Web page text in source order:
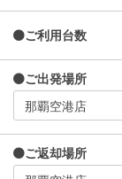
ご利用台数
ご出発場所
ご返却場所